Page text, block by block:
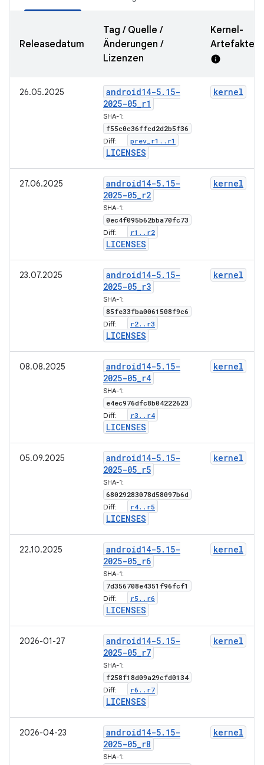
Releasedatum
Tag / Quelle /
Änderungen /
Lizenzen
Kernel-
Artefakte-
info
26.05.2025 android14-5. 15-
2025-05_r1
SHA-1:
f55c0c36ffcd2d2b5f36
Diff: prev r1 . . r1
LICENSES
kernel
27.06.2025 android14-5. 15-
2025-05_r2
SHA-1:
0ec4f095b62bba70fc73
Diff: r1 . . r2
LICENSES
kernel
23.07.2025 android14-5. 15-
2025-05_r3
SHA-1:
85fe33fba0061508f9c6
Diff: r2. . r3
LICENSES
kernel
08.08.2025 android14-5. 15-
2025-05_r4
SHA-1:
e4ec976dfc8b04222623
Diff: r3 . . r4
LICENSES
kernel
05.09.2025 android14-5. 15-
2025-05_r5
SHA-1:
68029283078d58097b6d
Diff: r4. . r5
LICENSES
kernel
22.10.2025 android14-5. 15-
2025-05_r6
SHA-1:
7d356708e4351f96fcf1
Diff: r5 . . r6
LICENSES
kernel
2026-01-27 android14-5. 15-
2025-05_r7
SHA-1:
f258f18d09a29cfd0134
Diff: r6 . . r7
LICENSES
kernel
2026-04-23 android14-5. 15-
2025-05_r8
SHA-1:
kernel